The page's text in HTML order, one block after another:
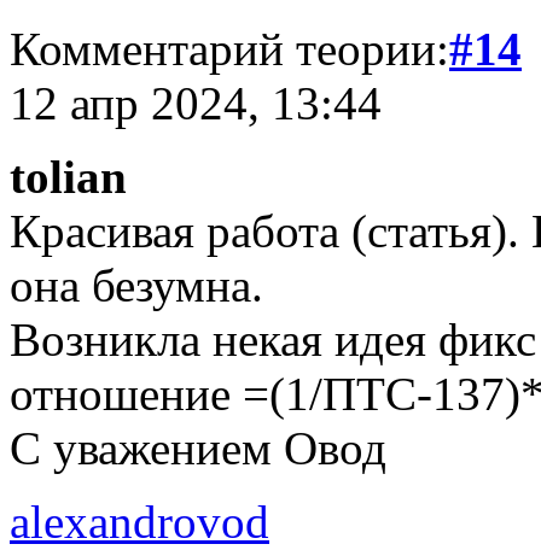
Комментарий теории:#14
12 апр 2024, 13:44
tolian
Красивая работа
она безумна.
Возникла некая идея
отношение =(1/ПТС-
С уважением Овод
alexandrovod